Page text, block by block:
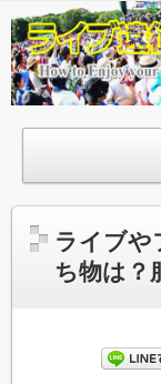
ライ
ブ遠
征
FANz
ライブや
ち物は？